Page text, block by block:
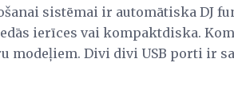
sistēmai ir automātiska DJ
ierīces vai kompaktdiska.
modeļiem. Divi divi USB porti ir